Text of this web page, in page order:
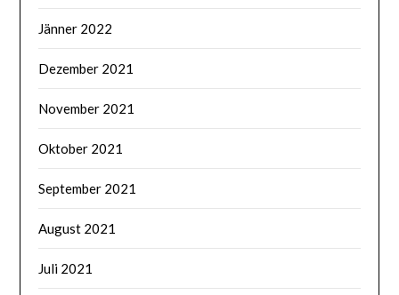
Jänner 2022
Dezember 2021
November 2021
Oktober 2021
September 2021
August 2021
Juli 2021